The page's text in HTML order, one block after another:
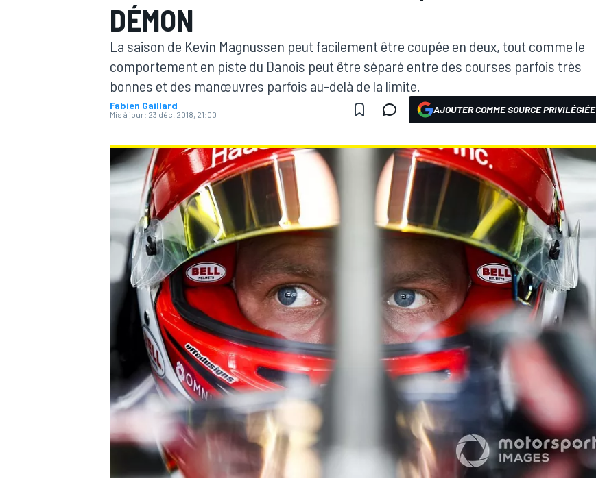
MOTOGP
WRC
DÉMON
La saison de Kevin Magnussen peut facilement être coupée en deux, tout comme le
comportement en piste du Danois peut être séparé entre des courses parfois très
bonnes et des manœuvres parfois au-delà de la limite.
Fabien Gaillard
Mis à jour: 23 déc. 2018, 21:00 AJOUTER COMME SOURCE PRIVILÉGIÉE